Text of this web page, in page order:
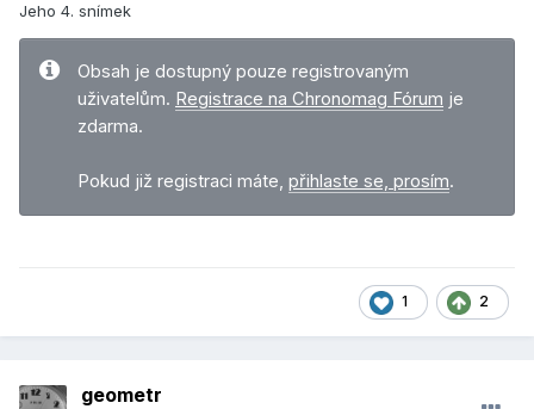
Jeho 4. snímek
Obsah je dostupný pouze registrovaným
uživatelům. Registrace na Chronomag Fórum je
zdarma.
Pokud již registraci máte, přihlaste se, prosím.
1 2
geometr